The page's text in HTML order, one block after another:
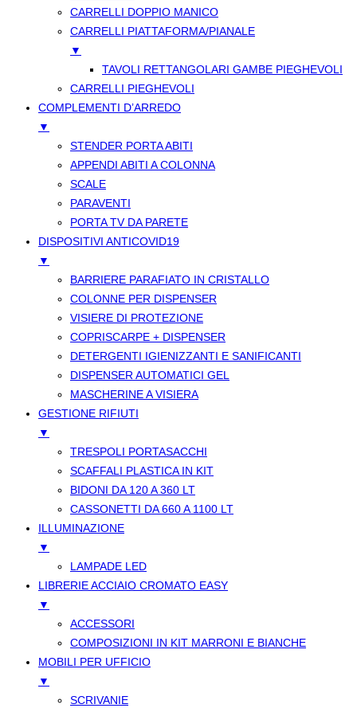
CARRELLI DOPPIO MANICO
CARRELLI PIATTAFORMA/PIANALE
▼
TAVOLI RETTANGOLARI GAMBE PIEGHEVOLI
CARRELLI PIEGHEVOLI
COMPLEMENTI D’ARREDO
▼
STENDER PORTA ABITI
APPENDI ABITI A COLONNA
SCALE
PARAVENTI
PORTA TV DA PARETE
DISPOSITIVI ANTICOVID19
▼
BARRIERE PARAFIATO IN CRISTALLO
COLONNE PER DISPENSER
VISIERE DI PROTEZIONE
COPRISCARPE + DISPENSER
DETERGENTI IGIENIZZANTI E SANIFICANTI
DISPENSER AUTOMATICI GEL
MASCHERINE A VISIERA
GESTIONE RIFIUTI
▼
TRESPOLI PORTASACCHI
SCAFFALI PLASTICA IN KIT
BIDONI DA 120 A 360 LT
CASSONETTI DA 660 A 1100 LT
ILLUMINAZIONE
▼
LAMPADE LED
LIBRERIE ACCIAIO CROMATO EASY
▼
ACCESSORI
COMPOSIZIONI IN KIT MARRONI E BIANCHE
MOBILI PER UFFICIO
▼
SCRIVANIE